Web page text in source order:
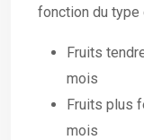
fonction du
Fruits
mois
Fruits plus
mois